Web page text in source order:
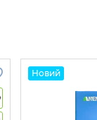
Новий